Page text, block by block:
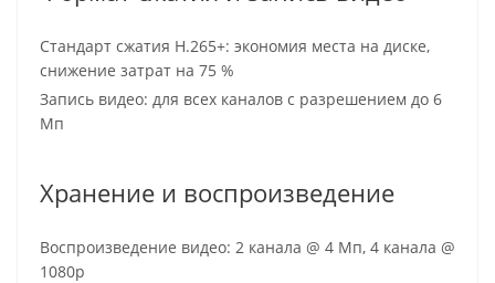
Стандарт сжатия H.265+: экономия места на диске,
снижение затрат на 75 %
Запись видео: для всех каналов с разрешением до 6
Мп
Хранение и воспроизведение
Воспроизведение видео: 2 канала @ 4 Мп, 4 канала @
1080p